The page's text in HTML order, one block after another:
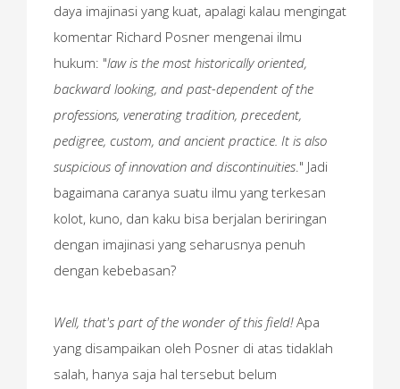
daya imajinasi yang kuat, apalagi kalau mengingat
komentar Richard Posner mengenai ilmu
hukum: "law is the most historically oriented,
backward looking, and past-dependent of the
professions, venerating tradition, precedent,
pedigree, custom, and ancient practice. It is also
suspicious of innovation and discontinuities ." Jadi
bagaimana caranya suatu ilmu yang terkesan
kolot, kuno, dan kaku bisa berjalan beriringan
dengan imajinasi yang seharusnya penuh
dengan kebebasan?
Well, that's part of the wonder of this field!Apa
yang disampaikan oleh Posner di atas tidaklah
salah, hanya saja hal tersebut belum